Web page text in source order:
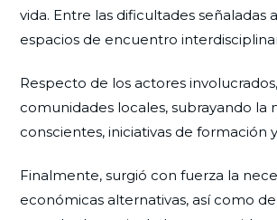
vida. Entre las dificultades señaladas
espacios de encuentro
Respecto de los actores
comunidades locales, subrayando
conscientes, iniciativas de
Finalmente, surgió con fuerza la
económicas alternativas, así como